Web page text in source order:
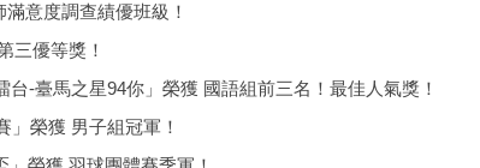
意度調查績優班級！
三優等獎！
-臺馬之星94你」榮獲 國語組前三名！最佳人氣獎！
」榮獲 男子組冠軍！